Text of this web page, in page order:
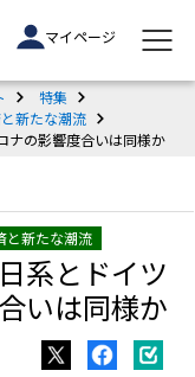
マイページ
特集
新たな潮流
ナの影響度合いは同様か
と新たな潮流
系とドイツ
いは同様か